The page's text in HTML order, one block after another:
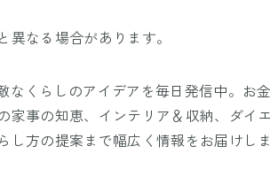
なる場合があります。
くらしのアイデアを毎日発信中。お
事の知恵、インテリア＆収納、ダイ
し方の提案まで幅広く情報をお届けしま